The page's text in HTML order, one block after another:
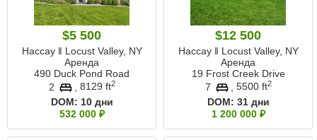
$5 500
Нассау ‖ Locust Valley, NY
Аренда
490 Duck Pond Road
2
8129 ft2
DOM: 10 дни
532 000 ₽
$12 500
Нассау ‖ Locust Valley, NY
Аренда
19 Frost Creek Drive
7
5500 ft2
DOM: 31 дни
1 200 000 ₽